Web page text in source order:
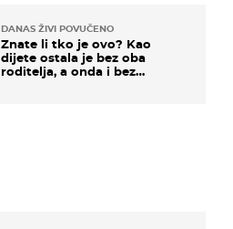
DANAS ŽIVI POVUČENO
Znate li tko je ovo? Kao
dijete ostala je bez oba
roditelja, a onda i bez